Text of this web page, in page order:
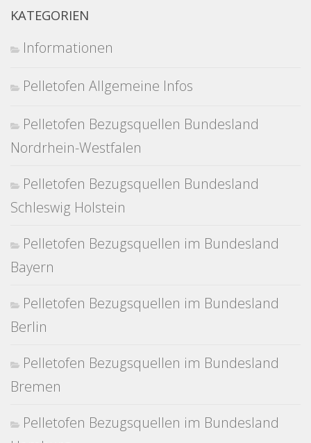
KATEGORIEN
Informationen
Pelletofen Allgemeine Infos
Pelletofen Bezugsquellen Bundesland
Nordrhein-Westfalen
Pelletofen Bezugsquellen Bundesland
Schleswig Holstein
Pelletofen Bezugsquellen im Bundesland
Bayern
Pelletofen Bezugsquellen im Bundesland
Berlin
Pelletofen Bezugsquellen im Bundesland
Bremen
Pelletofen Bezugsquellen im Bundesland